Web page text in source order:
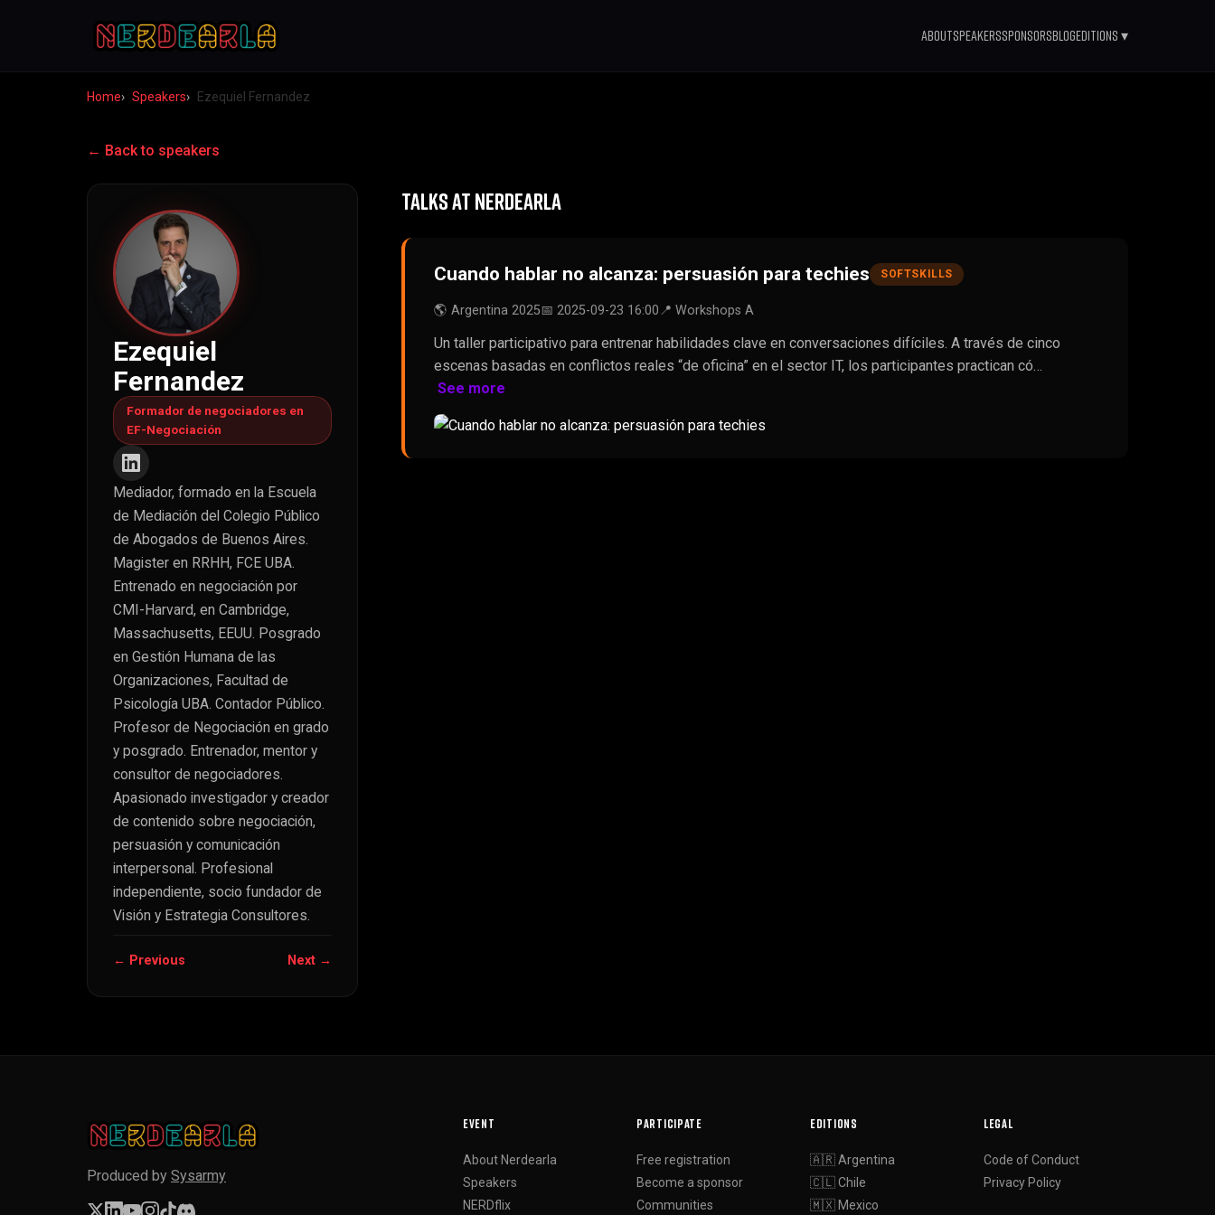
AboutSpeakersSponsorsBlogEditions ▾
Home Speakers Ezequiel Fernandez
← Back to speakers
Ezequiel
Fernandez
Formador de negociadores en
EF-Negociación
Mediador, formado en la Escuela
de Mediación del Colegio Público
de Abogados de Buenos Aires.
Magister en RRHH, FCE UBA.
Entrenado en negociación por
CMI-Harvard, en Cambridge,
Massachusetts, EEUU. Posgrado
en Gestión Humana de las
Organizaciones, Facultad de
Psicología UBA. Contador Público.
Profesor de Negociación en grado
y posgrado. Entrenador, mentor y
consultor de negociadores.
Apasionado investigador y creador
de contenido sobre negociación,
persuasión y comunicación
interpersonal. Profesional
independiente, socio fundador de
Visión y Estrategia Consultores.
← Previous Next →
TALKS AT NERDEARLA
Cuando hablar no alcanza: persuasión para techies SOFTSKILLS
🌎 Argentina 2025📅 2025-09-23 16:00📍 Workshops A
Un taller participativo para entrenar habilidades clave en conversaciones difíciles. A través de cinco
escenas basadas en conflictos reales “de oficina” en el sector IT, los participantes practican có…
See more
Produced by Sysarmy
EVENT
About Nerdearla
Speakers
NERDflix
PARTICIPATE
Free registration
Become a sponsor
Communities
EDITIONS
🇦🇷 Argentina
🇨🇱 Chile
🇲🇽 Mexico
LEGAL
Code of Conduct
Privacy Policy